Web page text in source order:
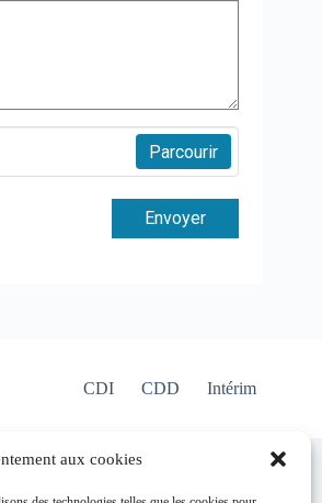
aux cookies
Parcourir
Envoyer
CDI CDD Intérim